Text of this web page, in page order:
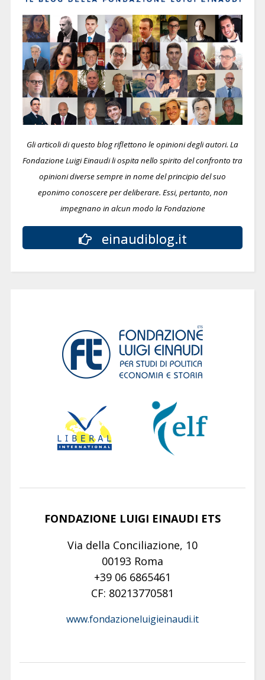
Gli articoli di questo blog riflettono le opinioni degli autori. La
Fondazione Luigi Einaudi li ospita nello spirito del confronto tra
opinioni diverse sempre in nome del principio del suo
eponimo conoscere per deliberare. Essi, pertanto, non
impegnano in alcun modo la Fondazione
einaudiblog.it
FONDAZIONE LUIGI EINAUDI ETS
Via della Conciliazione, 10
00193 Roma
+39 06 6865461
CF: 80213770581
www.fondazioneluigieinaudi.it